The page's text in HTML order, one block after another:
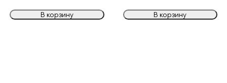
В корзину В корзину